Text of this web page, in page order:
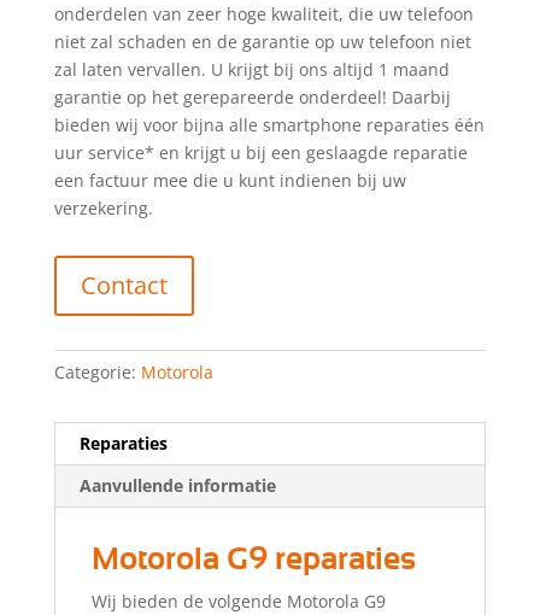
onderdelen van zeer hoge kwaliteit, die uw telefoon
niet zal schaden en de garantie op uw telefoon niet
zal laten vervallen. U krijgt bij ons altijd 1 maand
garantie op het gerepareerde onderdeel! Daarbij
bieden wij voor bijna alle smartphone reparaties één
uur service* en krijgt u bij een geslaagde reparatie
een factuur mee die u kunt indienen bij uw
verzekering.
Contact
Categorie: Motorola
Reparaties
Aanvullende informatie
Motorola G9 reparaties
Wij bieden de volgende Motorola G9